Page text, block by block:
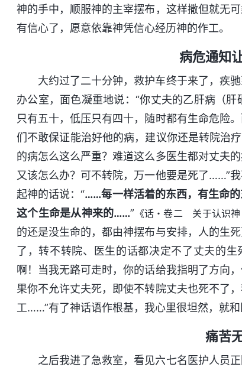
神的手中，顺服神的主宰摆布，这样撒但就无
有信心了，愿意依靠神凭信心经历神的作工。
病危通知
大约过了二十分钟，救护车终于来了，疾
办公室，面色凝重地说：“你丈夫的乙肝病（
只有五十，低压只有四十，随时都有生命危险
们不敢保证能治好他的病，建议你还是转院治
的病怎么这么严重？难道这么多医生都对丈夫
又该怎么办？可不转院，万一他要是死了……”
起神的话说：“……每一样活着的东西，有生命的
这个生命是从神来的……” 《话・卷二 关于认识
的还是没生命的，都由神摆布与安排，人的生
了，转不转院、医生的话都决定不了丈夫的
啊！当我无路可走时，你的话给我指明了方向
果你不允许丈夫死，即使不转院丈夫也死不了
工……”有了神话语作根基，我心里很坦然，就和
痛苦
之后我进了急救室，看见六七名医护人员